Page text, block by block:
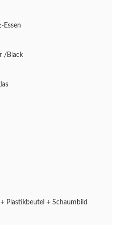
Essen
/Black
Plastikbeutel + Schaumbild